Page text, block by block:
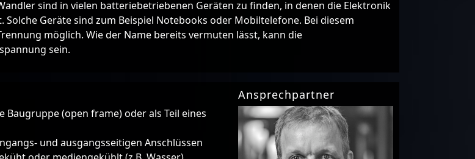
sind in vielen batteriebetriebenen Geräten zu finden, in denen die Elektronik
Geräte sind zum Beispiel Notebooks oder Mobiltelefone. Bei diesem
möglich. Wie der Name bereits vermuten lässt, kann die
sein.
Baugruppe (open frame) oder als Teil eines
und ausgangsseitigen Anschlüssen
Ansprechpartner